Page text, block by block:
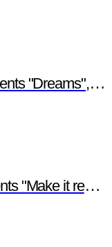
a digital short film
a digital short film